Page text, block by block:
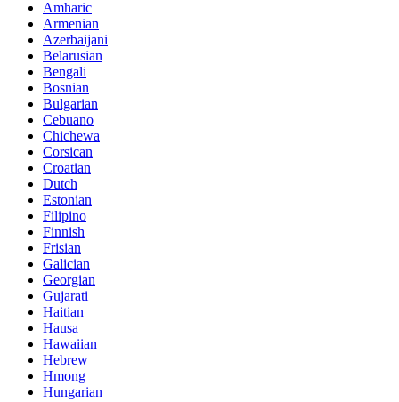
Amharic
Armenian
Azerbaijani
Belarusian
Bengali
Bosnian
Bulgarian
Cebuano
Chichewa
Corsican
Croatian
Dutch
Estonian
Filipino
Finnish
Frisian
Galician
Georgian
Gujarati
Haitian
Hausa
Hawaiian
Hebrew
Hmong
Hungarian